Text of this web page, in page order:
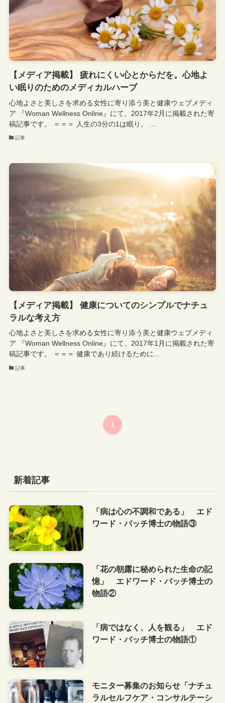
【メディア掲載】 疲れにくい心とからだを。心地よ
い眠りのためのメディカルハーブ
心地よさと美しさを求める女性に寄り添う美と健康ウェブメディ
ア 『Woman Wellness Online』にて、2017年2月に掲載された寄
稿記事です。 ＝＝＝ 人生の3分の1は眠り。 ...
記事
【メディア掲載】 健康についてのシンプルでナチュ
ラルな考え方
心地よさと美しさを求める女性に寄り添う美と健康ウェブメディ
ア 『Woman Wellness Online』にて、2017年1月に掲載された寄
稿記事です。 ＝＝＝ 健康であり続けるために...
記事
1
新着記事
「病は心の不調和である」 エド
ワード・バッチ博士の物語③
「花の朝露に秘められた生命の記
憶」 エドワード・バッチ博士の
物語②
「病ではなく、人を観る」 エド
ワード・バッチ博士の物語①
モニター募集のお知らせ「ナチュ
ラルセルフケア・コンサルテーシ